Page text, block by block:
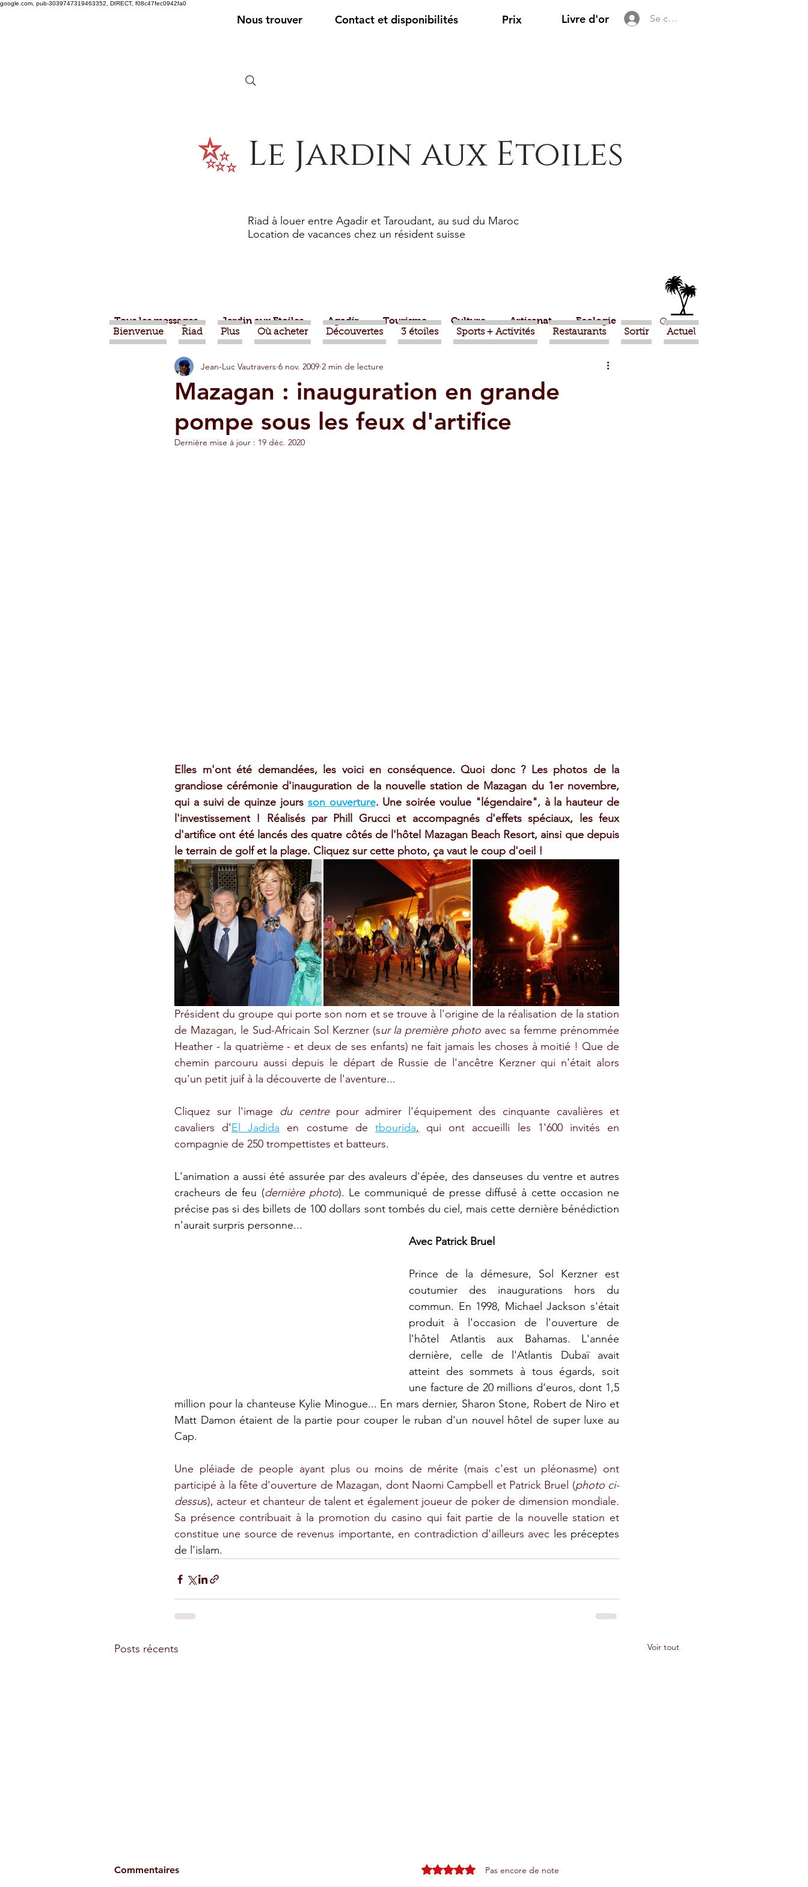
google.com, pub-3039747319463352, DIRECT, f08c47fec0942fa0
Nous trouver Contact et disponibilités Prix Livre d'or Se connecter
Le Jardin aux Etoiles
Riad à louer entre Agadir et Taroudant, au sud du Maroc
Location de vacances chez un résident suisse
Bienvenue Riad Plus Où acheter Découvertes 3 étoiles Sports + Activités Restaurants Sortir Actuel
Tous les messages Jardin aux Etoiles Agadir Tourisme Culture Artisanat Ecologie
Nature Berbère Politique Taroudant
Alimentation Evénements Mohammed VI Economie Déconseillé
Mazagan : inauguration en grande
pompe sous les feux d'artifice
Jean-Luc Vautravers 6 nov. 2009 2 min de lecture
Dernière mise à jour : 19 déc. 2020
Elles m'ont été demandées, les voici en conséquence. Quoi donc ? Les photos de la
grandiose cérémonie d'inauguration de la nouvelle station de Mazagan du 1er novembre,
qui a suivi de quinze jours son ouverture. Une soirée voulue "légendaire", à la hauteur de
l'investissement ! Réalisés par Phill Grucci et accompagnés d'effets spéciaux, les feux
d'artifice ont été lancés des quatre côtés de l'hôtel Mazagan Beach Resort, ainsi que depuis
le terrain de golf et la plage. Cliquez sur cette photo, ça vaut le coup d'oeil !
Président du groupe qui porte son nom et se trouve à l'origine de la réalisation de la station
de Mazagan, le Sud-Africain Sol Kerzner (sur la première photo avec sa femme prénommée
Heather - la quatrième - et deux de ses enfants) ne fait jamais les choses à moitié ! Que de
chemin parcouru aussi depuis le départ de Russie de l'ancêtre Kerzner qui n'était alors
qu'un petit juif à la découverte de l'aventure...
Cliquez sur l'image du centre pour admirer l'équipement des cinquante cavalières et
cavaliers d'El Jadida en costume de tbourida, qui ont accueilli les 1'600 invités en
compagnie de 250 trompettistes et batteurs.
L'animation a aussi été assurée par des avaleurs d'épée, des danseuses du ventre et autres
cracheurs de feu (dernière photo). Le communiqué de presse diffusé à cette occasion ne
précise pas si des billets de 100 dollars sont tombés du ciel, mais cette dernière bénédiction
n'aurait surpris personne...
Avec Patrick Bruel
Prince de la démesure, Sol Kerzner est
coutumier des inaugurations hors du
commun. En 1998, Michael Jackson s'était
produit à l'occasion de l'ouverture de
l'hôtel Atlantis aux Bahamas. L'année
dernière, celle de l'Atlantis Dubaï avait
atteint des sommets à tous égards, soit
une facture de 20 millions d'euros, dont 1,5
million pour la chanteuse Kylie Minogue... En mars dernier, Sharon Stone, Robert de Niro et
Matt Damon étaient de la partie pour couper le ruban d'un nouvel hôtel de super luxe au
Cap.
Une pléiade de people ayant plus ou moins de mérite (mais c'est un pléonasme) ont
participé à la fête d'ouverture de Mazagan, dont Naomi Campbell et Patrick Bruel (photo ci-
dessus), acteur et chanteur de talent et également joueur de poker de dimension mondiale.
Sa présence contribuait à la promotion du casino qui fait partie de la nouvelle station et
constitue une source de revenus importante, en contradiction d'ailleurs avec les préceptes
de l'islam.
Posts récents Voir tout
Commentaires Noté 0 étoile sur 5.Pas encore de note